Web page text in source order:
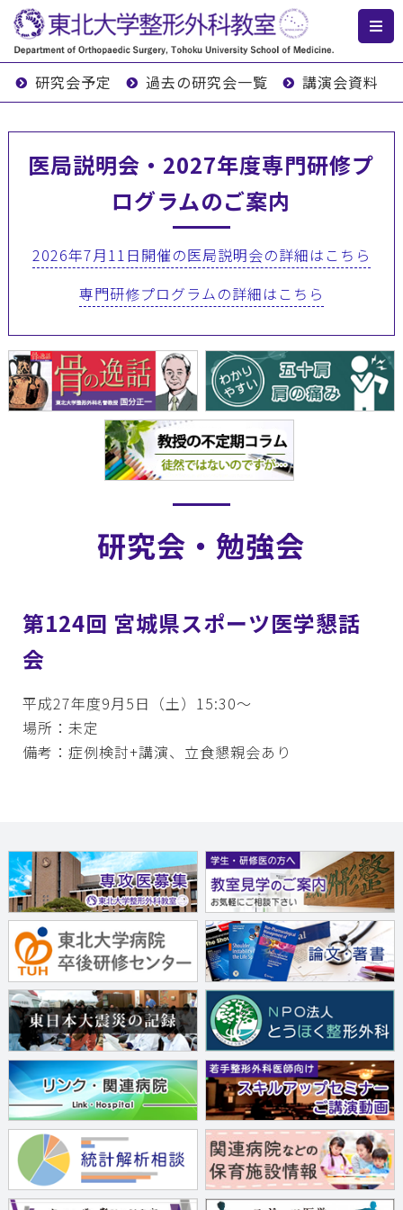
研究会予定 過去の研究会一覧 講演会資料
医局説明会・2027年度専門研修プ
ログラムのご案内
2026年7月11日開催の医局説明会の詳細はこちら
専門研修プログラムの詳細はこちら
研究会・勉強会
第124回 宮城県スポーツ医学懇話
会
平成27年度9月5日（土）15:30～
場所：未定
備考：症例検討+講演、立食懇親会あり